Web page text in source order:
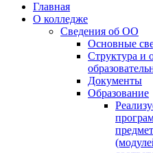
Главная
О колледже
Сведения об ОО
Основные
Структура и
Документы
Образование